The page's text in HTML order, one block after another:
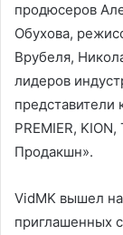
продюсеров
Обухова,
Врубеля,
лидеров
представители
PREMIER,
Продакшн».
VidMK вышел
приглашенных